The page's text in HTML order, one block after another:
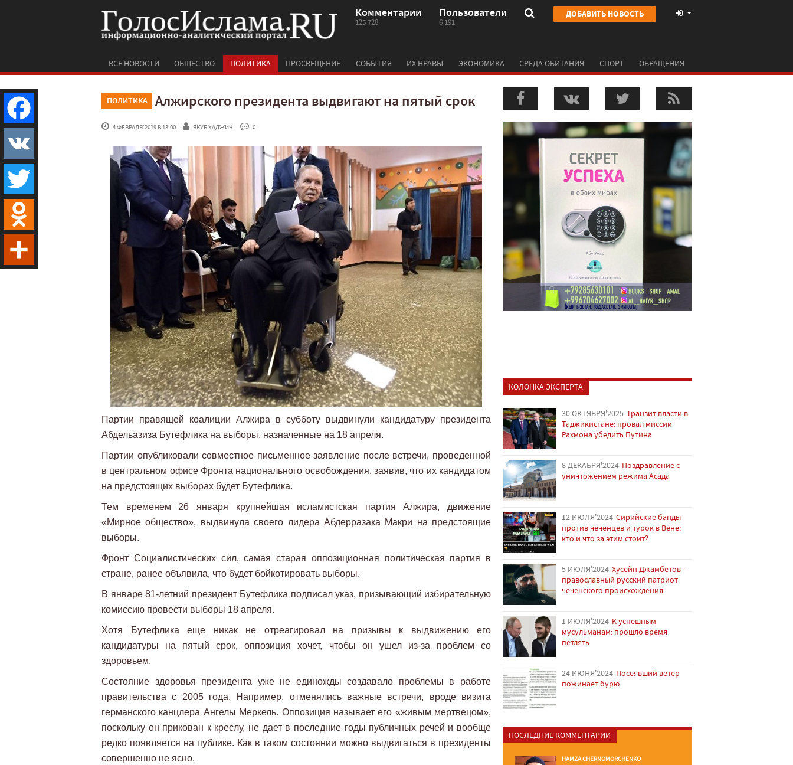
Комментарии
125 728
Пользователи
6 191
ДОБАВИТЬ НОВОСТЬ
ВСЕ НОВОСТИ ОБЩЕСТВО ПОЛИТИКА ПРОСВЕЩЕНИЕ СОБЫТИЯ ИХ НРАВЫ ЭКОНОМИКА СРЕДА ОБИТАНИЯ СПОРТ ОБРАЩЕНИЯ
ПОЛИТИКА Алжирского президента выдвигают на пятый срок
4 ФЕВРАЛЯ'2019 В 13:00 ЯКУБ ХАДЖИЧ 0
Партии правящей коалиции Алжира в субботу выдвинули кандидатуру президента
Абдельазиза Бутефлика на выборы, назначенные на 18 апреля.
Партии опубликовали совместное письменное заявление после встречи, проведенной
в центральном офисе Фронта национального освобождения, заявив, что их кандидатом
на предстоящих выборах будет Бутефлика.
Тем временем 26 января крупнейшая исламистская партия Алжира, движение
«Мирное общество», выдвинула своего лидера Абдерразака Макри на предстоящие
выборы.
Фронт Социалистических сил, самая старая оппозиционная политическая партия в
стране, ранее объявила, что будет бойкотировать выборы.
В январе 81-летний президент Бутефлика подписал указ, призывающий избирательную
комиссию провести выборы 18 апреля.
Хотя Бутефлика еще никак не отреагировал на призывы к выдвижению его
кандидатуры на пятый срок, оппозиция хочет, чтобы он ушел из-за проблем со
здоровьем.
Состояние здоровья президента уже не единожды создавало проблемы в работе
правительства с 2005 года. Например, отменялись важные встречи, вроде визита
германского канцлера Ангелы Меркель. Оппозиция называет его «живым мертвецом»,
поскольку он прикован к креслу, не дает в последние годы публичных речей и вообще
редко появляется на публике. Как в таком состоянии можно выдвигаться в президенты
совершенно не ясно.
КОЛОНКА ЭКСПЕРТА
30 ОКТЯБРЯ'2025 Транзит власти в
Таджикистане: провал миссии
Рахмона убедить Путина
8 ДЕКАБРЯ'2024 Поздравление с
уничтожением режима Асада
12 ИЮЛЯ'2024 Сирийские банды
против чеченцев и турок в Вене:
кто и что за этим стоит?
5 ИЮЛЯ'2024 Хусейн Джамбетов -
православный русский патриот
чеченского происхождения
1 ИЮЛЯ'2024 К успешным
мусульманам: прошло время
петлять
24 ИЮНЯ'2024 Посеявший ветер
пожинает бурю
ПОСЛЕДНИЕ КОММЕНТАРИИ
HAMZA CHERNOMORCHENKO
Facebook
VK
Twitter
Odnoklassniki